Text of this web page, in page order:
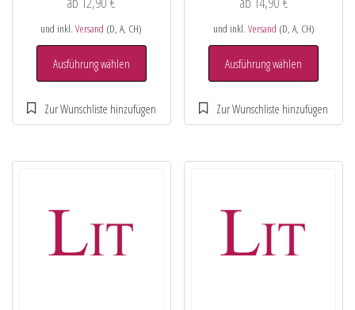
und inkl.Versand (D, A, CH)
Ausführung wählen
und inkl. Versand (D, A, CH)
Ausführung wählen